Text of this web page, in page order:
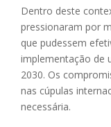
Dentro deste
pressionaram por
que pudessem
implementação de
2030. Os
nas cúpulas
necessária.